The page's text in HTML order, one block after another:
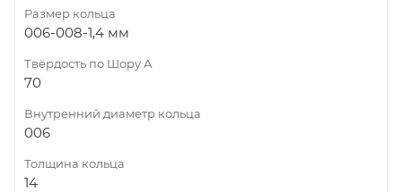
Размер кольца
006-008-1,4 мм
Твёрдость по Шору А
70
Внутренний диаметр кольца
006
Толщина кольца
14